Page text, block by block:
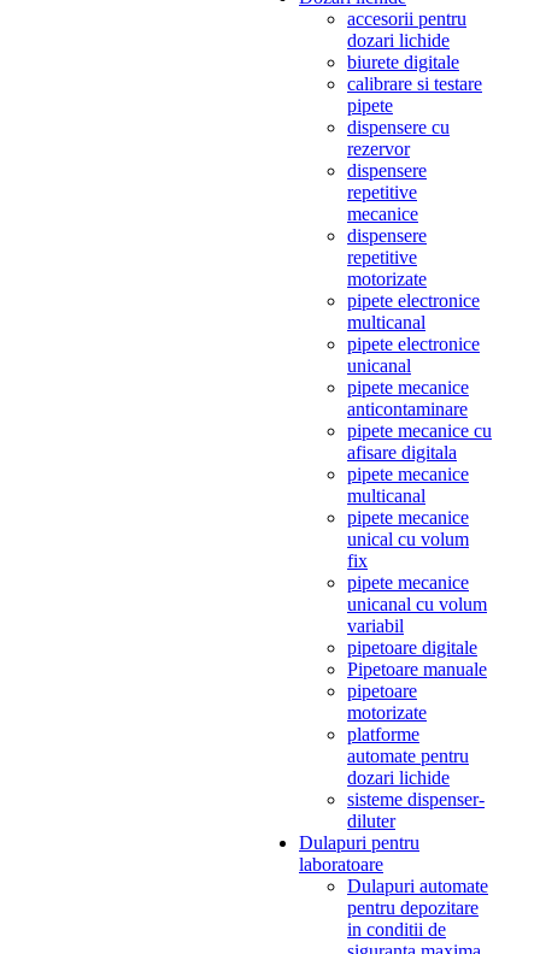
accesorii pentru
dozari lichide
biurete digitale
calibrare si testare
pipete
dispensere cu
rezervor
dispensere
repetitive
mecanice
dispensere
repetitive
motorizate
pipete electronice
multicanal
pipete electronice
unicanal
pipete mecanice
anticontaminare
pipete mecanice cu
afisare digitala
pipete mecanice
multicanal
pipete mecanice
unical cu volum
fix
pipete mecanice
unicanal cu volum
variabil
pipetoare digitale
Pipetoare manuale
pipetoare
motorizate
platforme
automate pentru
dozari lichide
sisteme dispenser-
diluter
Dulapuri pentru
laboratoare
Dulapuri automate
pentru depozitare
in conditii de